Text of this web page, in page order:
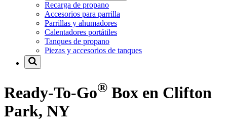
Recarga de propano
Accesorios para parrilla
Parrillas y ahumadores
Calentadores portátiles
Tanques de propano
Piezas y accesorios de tanques
Ready-To-Go® Box en Clifton
Park, NY